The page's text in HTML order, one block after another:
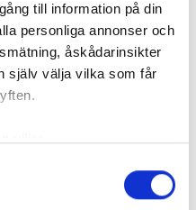
till information på din
personliga annonser och
åskådarinsikter
själv välja vilka som får
på upp till flera meter
FINNS EN DEL